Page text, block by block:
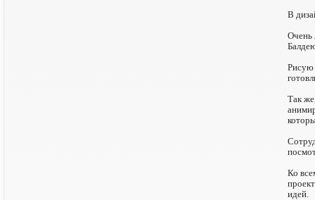
В
Очень
Рисую
Так
Ко
идей.